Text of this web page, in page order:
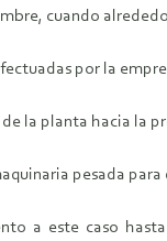
cuando
por la
la planta hacia la
pesada
a este caso